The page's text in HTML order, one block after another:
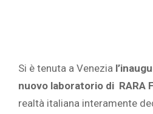
Si è tenuta a Venezia
nuovo laboratorio di RARA
realtà italiana interamente